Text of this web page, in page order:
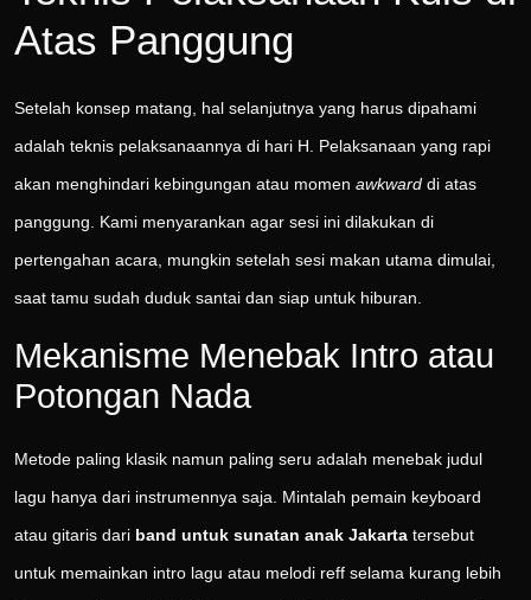
Atas Panggung
Setelah konsep matang, hal selanjutnya yang harus dipahami
adalah teknis pelaksanaannya di hari H. Pelaksanaan yang rapi
akan menghindari kebingungan atau momen awkward di atas
panggung. Kami menyarankan agar sesi ini dilakukan di
pertengahan acara, mungkin setelah sesi makan utama dimulai,
saat tamu sudah duduk santai dan siap untuk hiburan.
Mekanisme Menebak Intro atau
Potongan Nada
Metode paling klasik namun paling seru adalah menebak judul
lagu hanya dari instrumennya saja. Mintalah pemain keyboard
atau gitaris dari band untuk sunatan anak Jakarta tersebut
untuk memainkan intro lagu atau melodi reff selama kurang lebih